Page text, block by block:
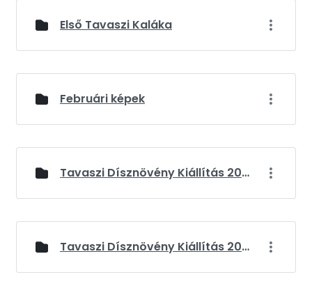
Első Tavaszi Kaláka
Februári képek
Tavaszi Dísznövény Kiállítás 2024
Tavaszi Dísznövény Kiállítás 2025